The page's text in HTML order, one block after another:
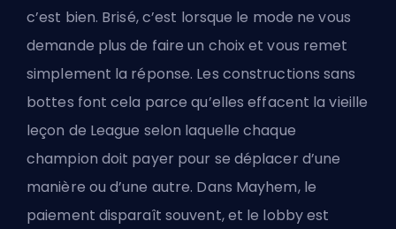
c’est bien. Brisé, c’est lorsque le mode ne vous
demande plus de faire un choix et vous remet
simplement la réponse. Les constructions sans
bottes font cela parce qu’elles effacent la vieille
leçon de League selon laquelle chaque
champion doit payer pour se déplacer d’une
manière ou d’une autre. Dans Mayhem, le
paiement disparaît souvent, et le lobby est